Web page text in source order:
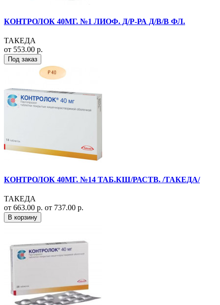
КОНТРОЛОК 40МГ. №1 ЛИОФ. Д/Р-РА Д/В/В ФЛ.
ТАКЕДА
от 553.00 р.
Под заказ
КОНТРОЛОК 40МГ. №14 ТАБ.КШ/РАСТВ. /ТАКЕДА/
ТАКЕДА
от 663.00 р. от 737.00 р.
В корзину